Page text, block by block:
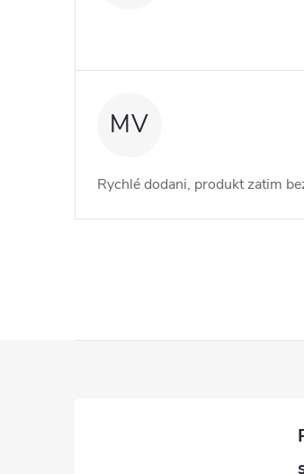
MV
Rychlé dodani, produkt zatim